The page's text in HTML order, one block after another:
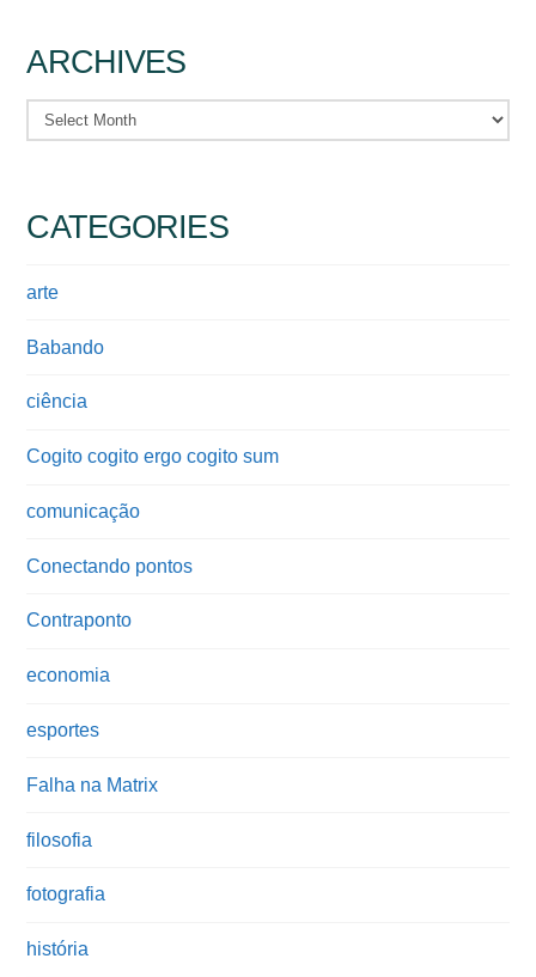
ARCHIVES
Archives
CATEGORIES
arte
Babando
ciência
Cogito cogito ergo cogito sum
comunicação
Conectando pontos
Contraponto
economia
esportes
Falha na Matrix
filosofia
fotografia
história